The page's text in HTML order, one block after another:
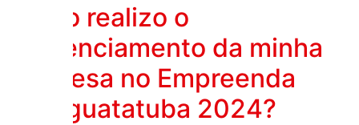
Como realizo o
credenciamento da minha
empresa no Empreenda
Caraguatatuba 2024?